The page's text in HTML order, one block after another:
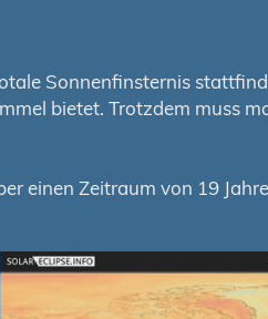
Sonnenfinsternis
bietet. Trotzdem muss
einen Zeitraum von 19